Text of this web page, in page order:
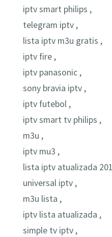
iptv smart philips ,
telegram iptv ,
lista iptv m3u gratis ,
iptv fire ,
iptv panasonic ,
sony bravia iptv ,
iptv futebol ,
iptv smart tv philips ,
m3u ,
iptv mu3 ,
lista iptv atualizada
universal iptv ,
m3u lista ,
iptv lista atualizada ,
simple tv iptv ,